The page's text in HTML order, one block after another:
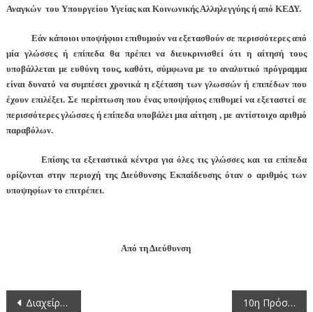
Αναγκών του Υπουργείου Υγείας και Κοινωνικής Αλληλεγγύης ή από ΚΕΔΥ.
Εάν κάποιοι υποψήφιοι επιθυμούν να εξετασθούν σε περισσότερες από
μία γλώσσες ή επίπεδα θα πρέπει να διευκρινισθεί ότι η αίτησή τους
υποβάλλεται με ευθύνη τους, καθότι, σύμφωνα με το αναλυτικό πρόγραμμα
είναι δυνατό να συμπέσει χρονικά η εξέταση των γλωσσών ή επιπέδων που
έχουν επιλέξει. Σε περίπτωση που ένας υποψήφιος επιθυμεί να εξεταστεί σε
περισσότερες γλώσσες ή επίπεδα υποβάλει μια αίτηση , με αντίστοιχο αριθμό
παραβόλων.
Επίσης τα εξεταστικά κέντρα για όλες τις γλώσσες και τα επίπεδα
ορίζονται στην περιοχή της Διεύθυνσης Εκπαίδευσης όταν ο αριθμός των
υποψηφίων το επιτρέπει.
Από τη Διεύθυνση
Πλοήγηση
Διαχείριση και υλοποίηση του Χρηματοδοτικού προγράμματος Εταιρικής Κοινωνικής Ευθύνης (ΕΚΕ) της Κοινοπραξίας του Διαδριατικού Αγωγού Φυσικού Αερίου – ΤΑΡ 10η Πρόσκληση σε συνεδρίαση της Οικονομικής Επιτροπής της Περιφέρειας Δυτικής Μακεδονίας 2015